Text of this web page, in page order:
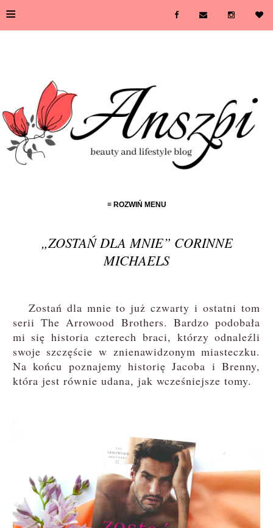
≡
≡ ROZWIŃ MENU
„ZOSTAŃ DLA MNIE” CORINNE
MICHAELS
Zostań dla mnie to już czwarty i ostatni tom
serii The Arrowood Brothers. Bardzo podobała
mi się historia czterech braci, którzy odnaleźli
swoje szczęście w znienawidzonym miasteczku.
Na końcu poznajemy historię Jacoba i Brenny,
która jest równie udana, jak wcześniejsze tomy.